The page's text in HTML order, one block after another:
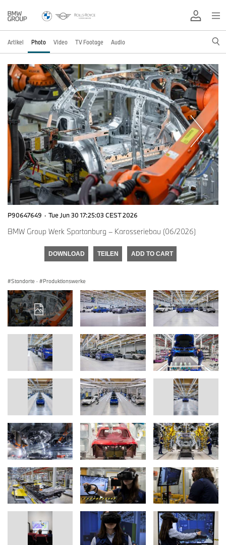
Artikel Photo Video TV Footage Audio
P90647649 · Tue Jun 30 17:25:03 CEST 2026
BMW Group Werk Spartanburg – Karosseriebau (06/2026)
DOWNLOAD TEILEN ADD TO CART
Standorte · Produktionswerke